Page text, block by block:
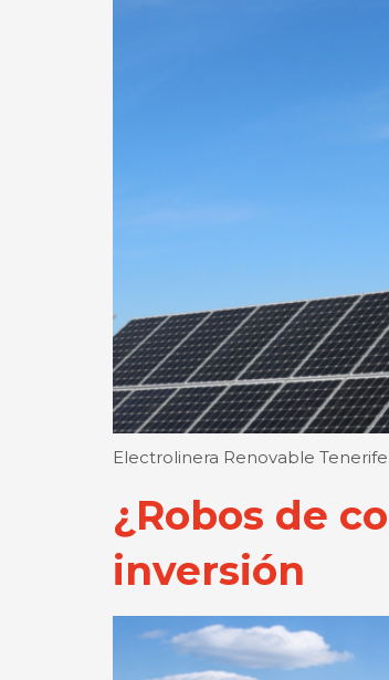
Electrolinera Renovable Tenerife
¿Robos de
inversión